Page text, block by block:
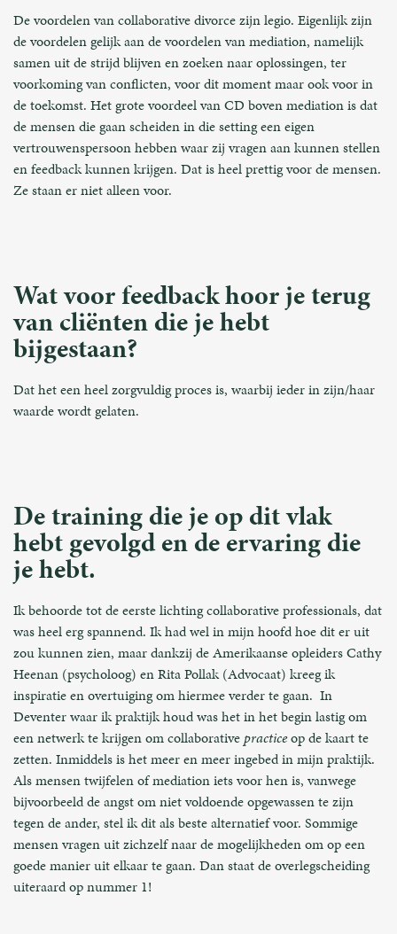
De voordelen van collaborative divorce zijn legio. Eigenlijk zijn
de voordelen gelijk aan de voordelen van mediation, namelijk
samen uit de strijd blijven en zoeken naar oplossingen, ter
voorkoming van conflicten, voor dit moment maar ook voor in
de toekomst. Het grote voordeel van CD boven mediation is dat
de mensen die gaan scheiden in die setting een eigen
vertrouwenspersoon hebben waar zij vragen aan kunnen stellen
en feedback kunnen krijgen. Dat is heel prettig voor de mensen.
Ze staan er niet alleen voor.
Wat voor feedback hoor je terug
van cliënten die je hebt
bijgestaan?
Dat het een heel zorgvuldig proces is, waarbij ieder in zijn/haar
waarde wordt gelaten.
De training die je op dit vlak
hebt gevolgd en de ervaring die
je hebt.
Ik behoorde tot de eerste lichting collaborative professionals, dat
was heel erg spannend. Ik had wel in mijn hoofd hoe dit er uit
zou kunnen zien, maar dankzij de Amerikaanse opleiders Cathy
Heenan (psycholoog) en Rita Pollak (Advocaat) kreeg ik
inspiratie en overtuiging om hiermee verder te gaan. In
Deventer waar ik praktijk houd was het in het begin lastig om
een netwerk te krijgen om collaborativepracticeop de kaart te
zetten. Inmiddels is het meer en meer ingebed in mijn praktijk.
Als mensen twijfelen of mediation iets voor hen is, vanwege
bijvoorbeeld de angst om niet voldoende opgewassen te zijn
tegen de ander, stel ik dit als beste alternatief voor. Sommige
mensen vragen uit zichzelf naar de mogelijkheden om op een
goede manier uit elkaar te gaan. Dan staat de overlegscheiding
uiteraard op nummer 1!